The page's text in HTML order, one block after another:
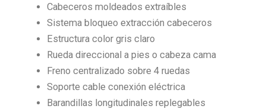
Cabeceros moldeados extraíbles
Sistema bloqueo extracción cabeceros
Estructura color gris claro
Rueda direccional a pies o cabeza cama
Freno centralizado sobre 4 ruedas
Soporte cable conexión eléctrica
Barandillas longitudinales replegables